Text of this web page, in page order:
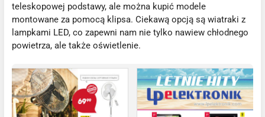
teleskopowej podstawy, ale można kupić modele
montowane za pomocą klipsa. Ciekawą opcją są wiatraki z
lampkami LED, co zapewni nam nie tylko nawiew chłodnego
powietrza, ale także oświetlenie.